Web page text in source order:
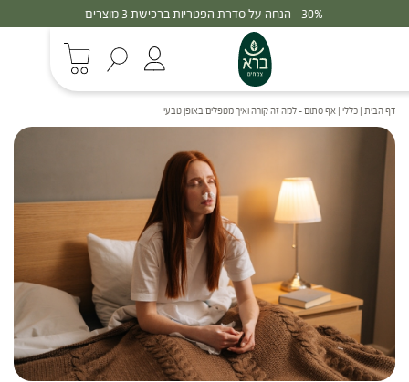
30% - הנחה על סדרת הפטריות ברכישת 3 מוצרים
דף הבית | כללי | אף סתום – למה זה קורה ואיך מטפלים באופן טבעי